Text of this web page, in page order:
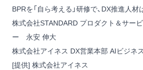
BPRを「自ら考える」研修で、DX推進人材
株式会社STANDARD プロダクト＆サー
ー 永安 伸大
株式会社アイネス DX営業本部 AIビジ
[提供] 株式会社アイネス